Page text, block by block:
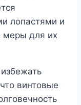
лопастями и
меры для их
винтовые